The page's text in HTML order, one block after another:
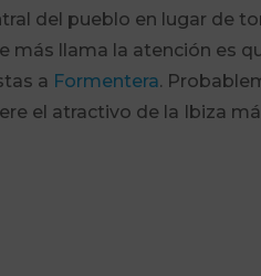
del pueblo en lugar de
más llama la atención es
a Formentera.
el atractivo de la Ibiza